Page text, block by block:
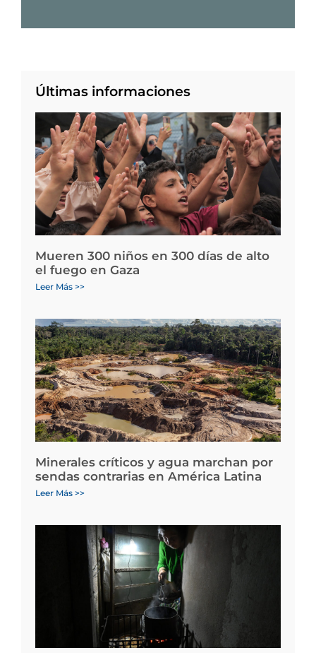
Últimas informaciones
Mueren 300 niños en 300 días de alto
el fuego en Gaza
Leer Más >>
Minerales críticos y agua marchan por
sendas contrarias en América Latina
Leer Más >>